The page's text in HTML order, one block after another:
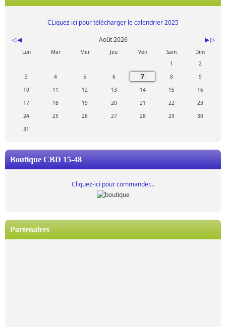
CLiquez ici pour télécharger le calendrier 2025
Août 2026
Lun Mar Mer Jeu Ven Sam
Dim
1
2
3
4 5 6 7 8
9
10
11 12 13 14 15
16
17
18 19 20 21 22
23
24
25 26 27 28 29
30
31
Boutique CBD 15-48
Cliquez-ici pour commander...
Partenaires